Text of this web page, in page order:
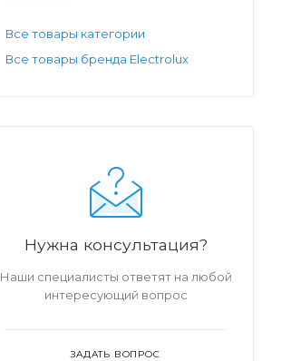
Все товары категории
Все товары бренда Electrolux
Нужна консультация?
Наши специалисты ответят на любой
интересующий вопрос
ЗАДАТЬ ВОПРОС